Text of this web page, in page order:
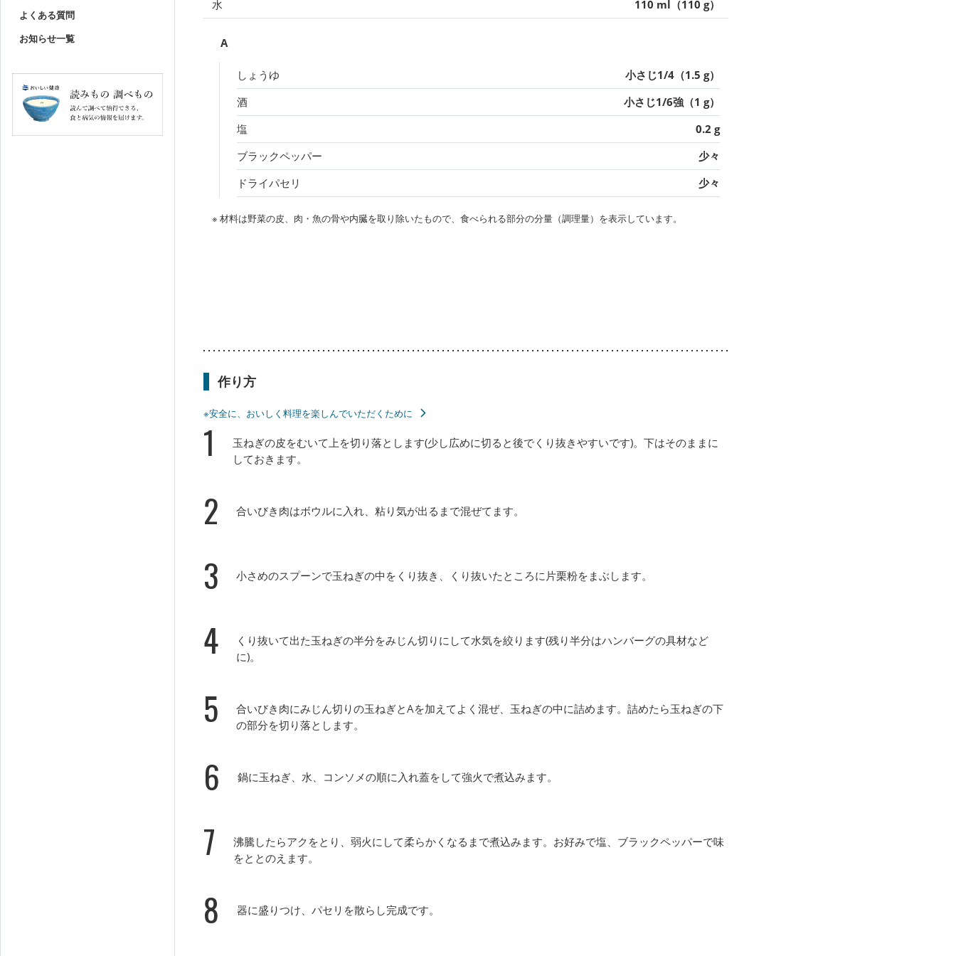
よくある質問
お知らせ一覧
水
110 ml（110 g）
A
しょうゆ
小さじ1/4（1.5 g）
酒
小さじ1/6強（1 g）
塩
0.2 g
ブラックペッパー
少々
ドライパセリ
少々
※ 材料は野菜の皮、肉・魚の骨や内臓を取り除いたもので、食べられる部分の分量（調理量）を表示しています。
作り方
※安全に、おいしく料理を楽しんでいただくために
1
玉ねぎの皮をむいて上を切り落とします(少し広めに切ると後でくり抜きやすいです)。下はそのままに
しておきます。
2 合いびき肉はボウルに入れ、粘り気が出るまで混ぜてます。
3 小さめのスプーンで玉ねぎの中をくり抜き、くり抜いたところに片栗粉をまぶします。
4
くり抜いて出た玉ねぎの半分をみじん切りにして水気を絞ります(残り半分はハンバーグの具材など
に)。
5
合いびき肉にみじん切りの玉ねぎとAを加えてよく混ぜ、玉ねぎの中に詰めます。詰めたら玉ねぎの下
の部分を切り落とします。
6 鍋に玉ねぎ、水、コンソメの順に入れ蓋をして強火で煮込みます。
7
沸騰したらアクをとり、弱火にして柔らかくなるまで煮込みます。お好みで塩、ブラックペッパーで味
をととのえます。
8 器に盛りつけ、パセリを散らし完成です。